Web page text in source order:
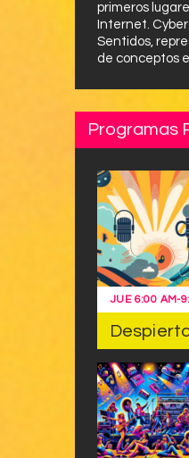
primeros
Internet.
Sentidos,
de conceptos
Programas
JUE 6:00 AM-